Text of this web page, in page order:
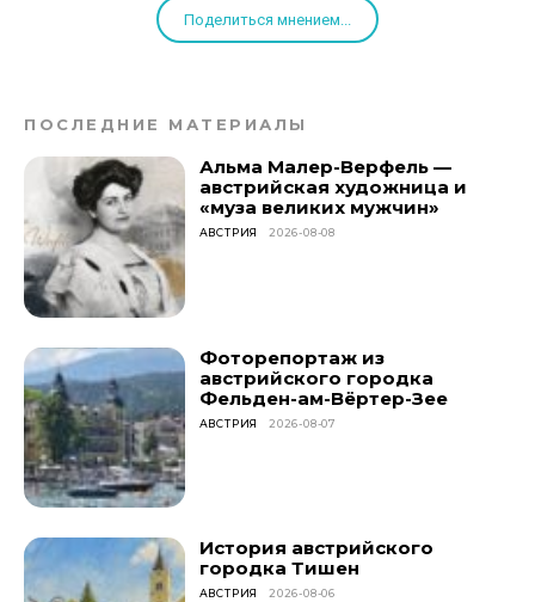
Поделиться мнением...
ПОСЛЕДНИЕ МАТЕРИАЛЫ
Альма Малер-Верфель —
австрийская художница и
«муза великих мужчин»
АВСТРИЯ 2026-08-08
Фоторепортаж из
австрийского городка
Фельден-ам-Вёртер-Зее
АВСТРИЯ 2026-08-07
История австрийского
городка Тишен
АВСТРИЯ 2026-08-06